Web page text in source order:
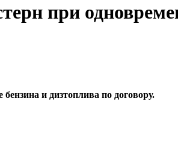
при
и дизтоплива по договору.